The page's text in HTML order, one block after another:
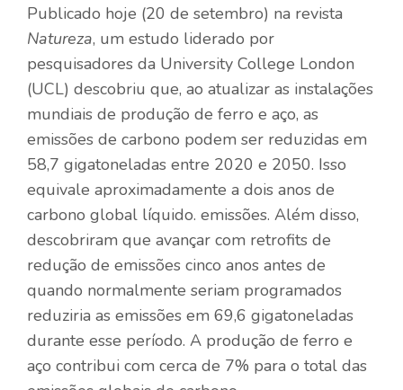
Publicado hoje (20 de setembro) na revista
Natureza, um estudo liderado por
pesquisadores da University College London
(UCL) descobriu que, ao atualizar as instalações
mundiais de produção de ferro e aço, as
emissões de carbono podem ser reduzidas em
58,7 gigatoneladas entre 2020 e 2050. Isso
equivale aproximadamente a dois anos de
carbono global líquido. emissões. Além disso,
descobriram que avançar com retrofits de
redução de emissões cinco anos antes de
quando normalmente seriam programados
reduziria as emissões em 69,6 gigatoneladas
durante esse período. A produção de ferro e
aço contribui com cerca de 7% para o total das